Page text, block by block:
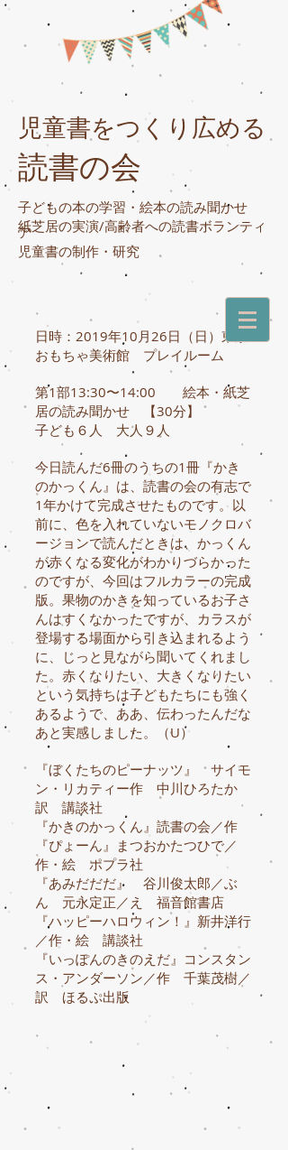
児童書をつくり広める
読書の会
子どもの本の学習・絵本の読み聞かせ
紙芝居の実演/高齢者への読書ボランティ
ア
​児童書の制作・研究
日時：2019年10月26日（日）東京
おもちゃ美術館 プレイルーム
第1部13:30〜14:00 絵本・紙芝
居の読み聞かせ 【30分】
子ども６人 大人９人
今日読んだ6冊のうちの1冊『かき
のかっくん』は、読書の会の有志で
1年かけて完成させたものです。以
前に、色を入れていないモノクロバ
ージョンで読んだときは、かっくん
が赤くなる変化がわかりづらかった
のですが、今回はフルカラーの完成
版。果物のかきを知っているお子さ
んはすくなかったですが、カラスが
登場する場面から引き込まれるよう
に、じっと見ながら聞いてくれまし
た。赤くなりたい、大きくなりたい
という気持ちは子どもたちにも強く
あるようで、ああ、伝わったんだな
あと実感しました。（U）
『ぼくたちのピーナッツ』 サイモ
ン・リカティー作 中川ひろたか
訳 講談社
『かきのかっくん』読書の会／作
『ぴょーん』まつおかたつひで／
作・絵 ポプラ社
『あみだだだ』 谷川俊太郎／ぶ
ん 元永定正／え 福音館書店
『ハッピーハロウィン！』新井洋行
／作・絵 講談社
『いっぽんのきのえだ』コンスタン
ス・アンダーソン／作 千葉茂樹／
訳 ほるぷ出版